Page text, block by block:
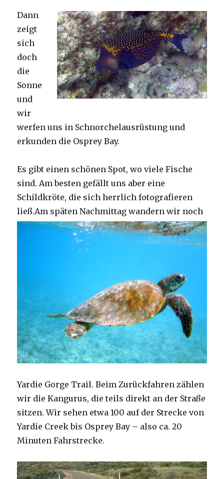
Dann
zeigt
sich
doch
die
Sonne
und
wir
werfen uns in Schnorchelausrüstung und
erkunden die Osprey Bay.
Es gibt einen schönen Spot, wo viele Fische
sind. Am besten gefällt uns aber eine
Schildkröte, die sich herrlich fotografieren
ließ.Am späten Nachmittag wandern wir noch
Yardie Gorge Trail. Beim Zurückfahren zählen
wir die Kangurus, die teils direkt an der Straße
sitzen. Wir sehen etwa 100 auf der Strecke von
Yardie Creek bis Osprey Bay – also ca. 20
Minuten Fahrstrecke.